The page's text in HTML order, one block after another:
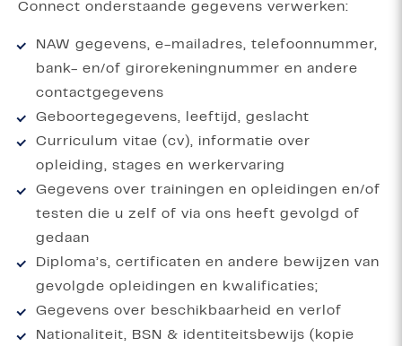
Connect onderstaande gegevens verwerken:
NAW gegevens, e-mailadres, telefoonnummer,
bank- en/of girorekeningnummer en andere
contactgegevens
Geboortegegevens, leeftijd, geslacht
Curriculum vitae (cv), informatie over
opleiding, stages en werkervaring
Gegevens over trainingen en opleidingen en/of
testen die u zelf of via ons heeft gevolgd of
gedaan
Diploma’s, certificaten en andere bewijzen van
gevolgde opleidingen en kwalificaties;
Gegevens over beschikbaarheid en verlof
Nationaliteit, BSN & identiteitsbewijs (kopie